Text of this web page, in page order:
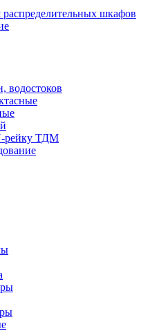
шкафов
водостоков
рейку ТДМ